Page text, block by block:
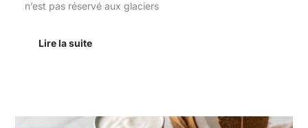
n’est pas réservé aux glaciers
Lire la suite